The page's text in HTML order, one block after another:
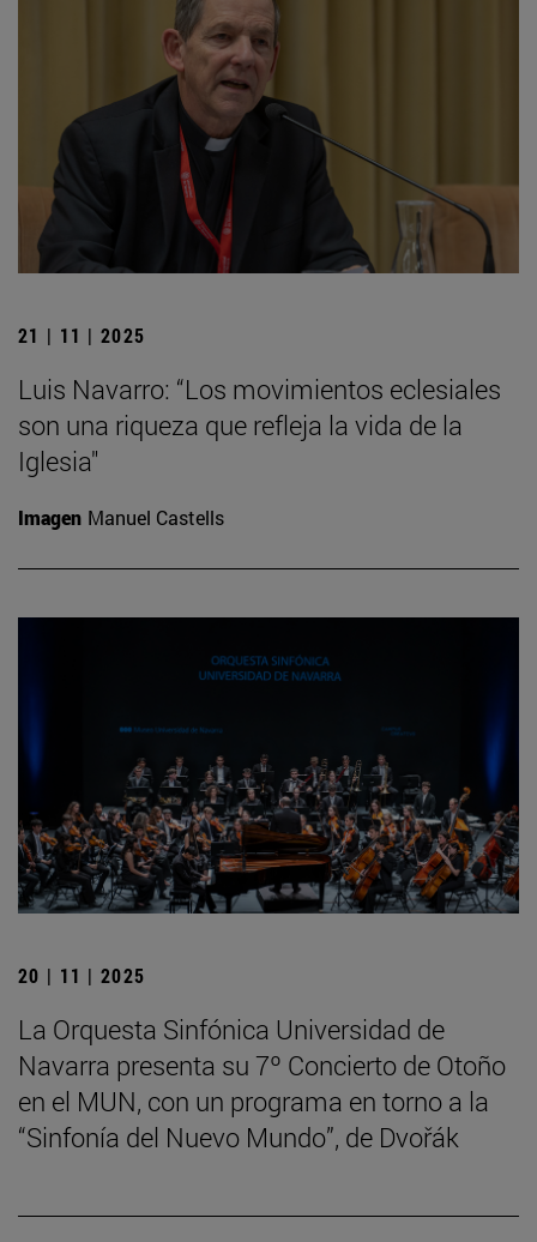
21 | 11 | 2025
Luis Navarro: “Los movimientos eclesiales
son una riqueza que refleja la vida de la
Iglesia"
Imagen Manuel Castells
20 | 11 | 2025
La Orquesta Sinfónica Universidad de
Navarra presenta su 7º Concierto de Otoño
en el MUN, con un programa en torno a la
“Sinfonía del Nuevo Mundo”, de Dvořák